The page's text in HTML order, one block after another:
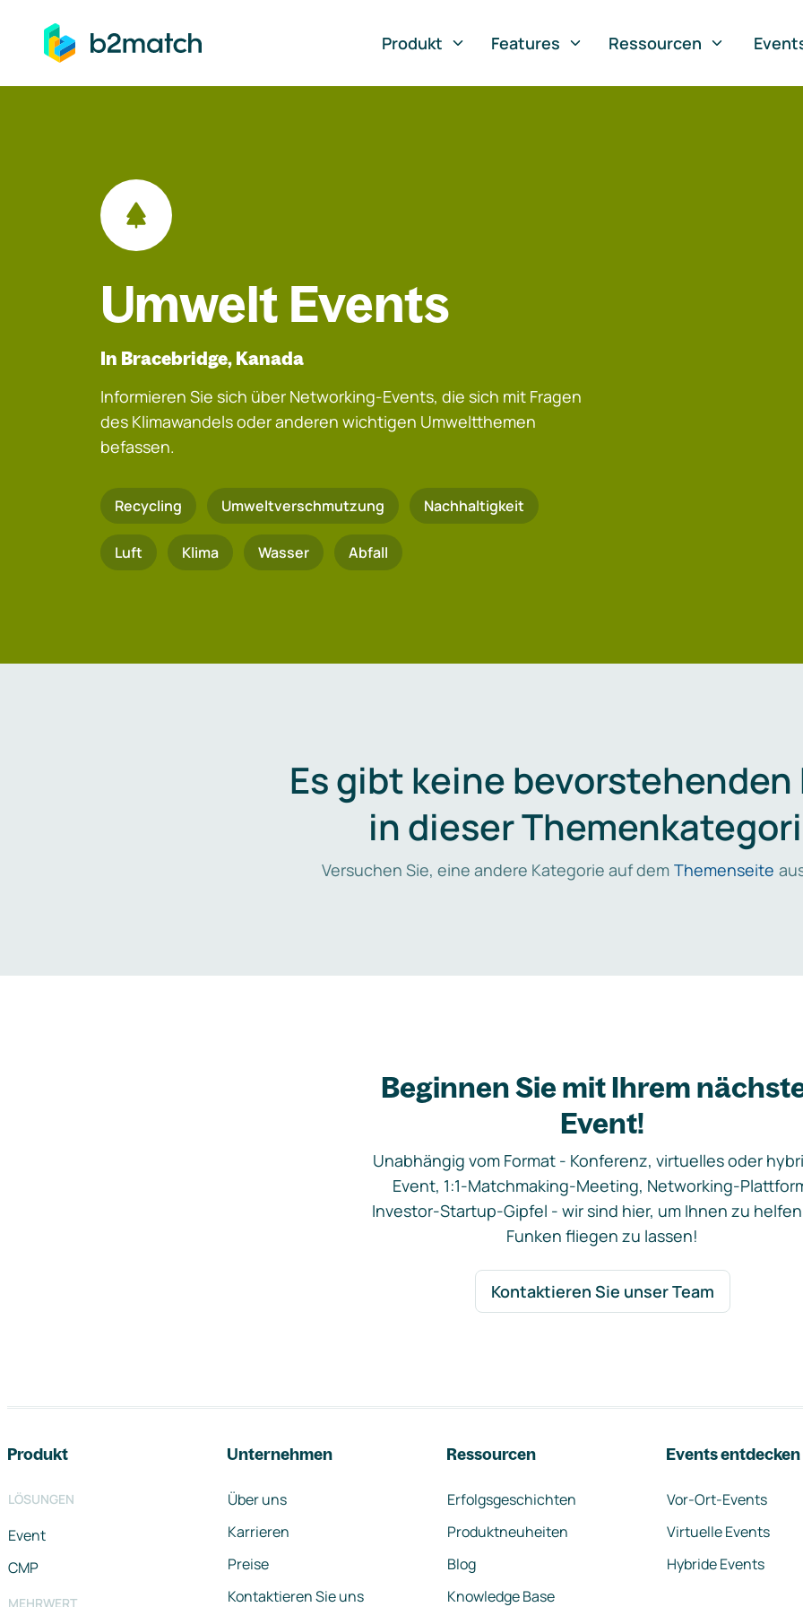
springen
Produkt
Features Ressourcen
Umwelt Events
In Bracebridge, Kanada
Informieren Sie sich über Networking-Events, die sich mit Fragen
des Klimawandels oder anderen wichtigen Umweltthemen
befassen.
Recycling Umweltverschmutzung Nachhaltigkeit
Luft Klima Wasser Abfall
Es gibt keine bevorstehenden
in dieser
Versuchen Sie, eine andere Kategorie auf dem Themenseite
Beginnen Sie mit Ihrem
Event!
Unabhängig vom Format - Konferenz, virtuelles oder
Event, 1:1-Matchmaking-Meeting, Networking-
Investor-Startup-Gipfel - wir sind hier, um Ihnen zu
Funken fliegen zu lassen!
Kontaktieren Sie unser Team
Produkt
LÖSUNGEN
Event
CMP
MEHRWERT
Unternehmen
Über uns
Karrieren
Preise
Kontaktieren Sie uns
Ressourcen
Erfolgsgeschichten
Produktneuheiten
Blog
Knowledge Base
Events entdecken
Vor-Ort-Events
Virtuelle Events
Hybride Events